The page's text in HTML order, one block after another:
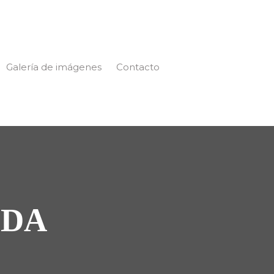
Galería de imágenes Contacto